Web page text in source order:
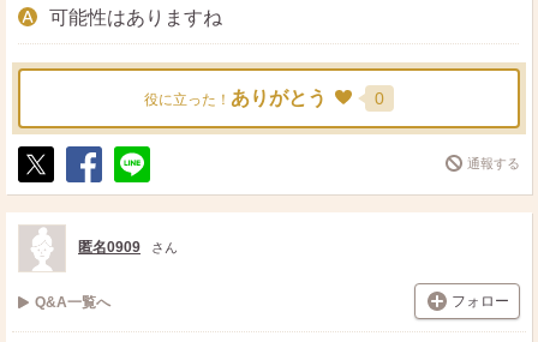
可能性はありますね
役に立った！ ありがとう 0
ポ
ス
ト
シ
ェ
送
る
通報する
匿名0909 さん
Q&A一覧へ フォロー